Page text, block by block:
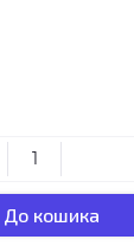
До кошика